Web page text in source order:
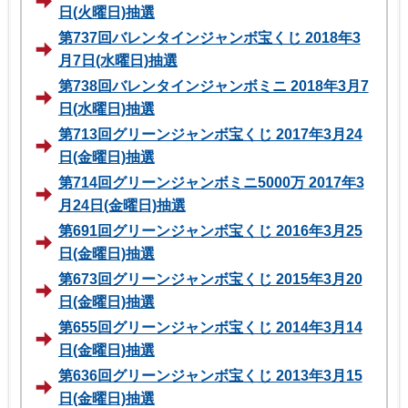
日(火曜日)抽選
第737回バレンタインジャンボ宝くじ 2018年3
月7日(水曜日)抽選
第738回バレンタインジャンボミニ 2018年3月7
日(水曜日)抽選
第713回グリーンジャンボ宝くじ 2017年3月24
日(金曜日)抽選
第714回グリーンジャンボミニ5000万 2017年3
月24日(金曜日)抽選
第691回グリーンジャンボ宝くじ 2016年3月25
日(金曜日)抽選
第673回グリーンジャンボ宝くじ 2015年3月20
日(金曜日)抽選
第655回グリーンジャンボ宝くじ 2014年3月14
日(金曜日)抽選
第636回グリーンジャンボ宝くじ 2013年3月15
日(金曜日)抽選